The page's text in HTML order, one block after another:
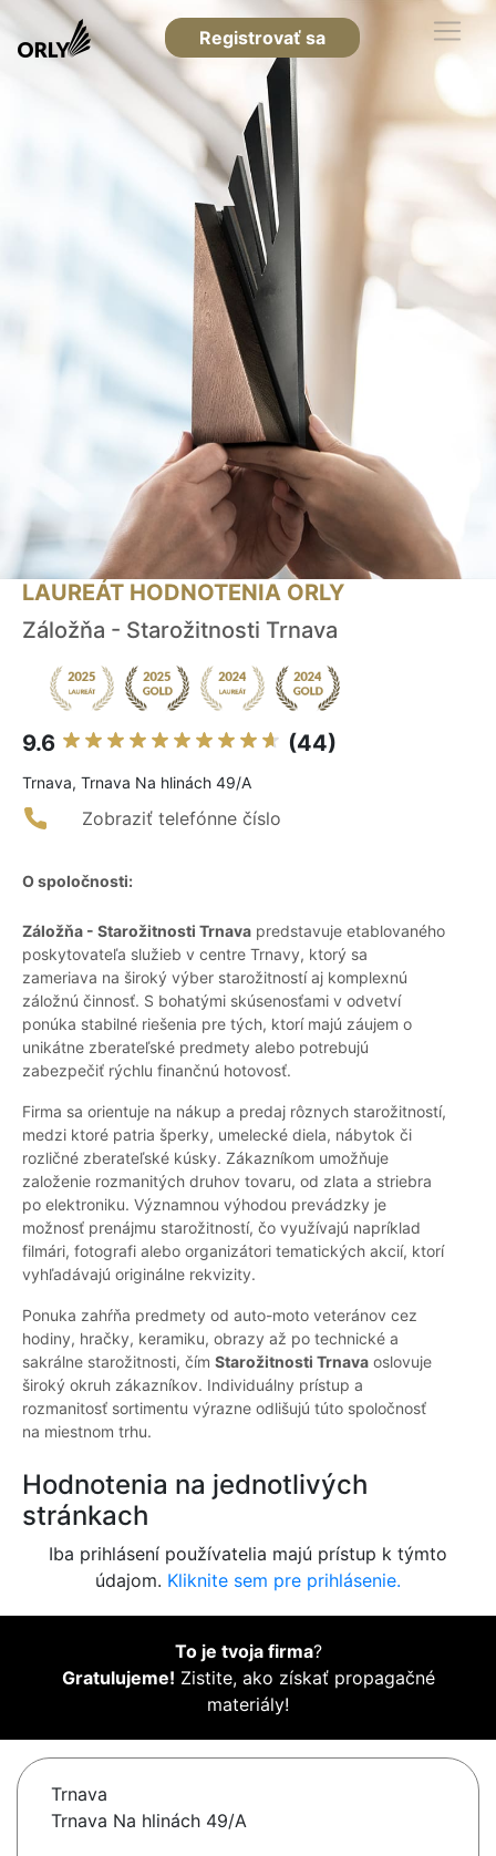
Registrovať sa
LAUREÁT HODNOTENIA ORLY
Záložňa - Starožitnosti Trnava
9.6 (44)
Trnava, Trnava Na hlinách 49/A
Zobraziť telefónne číslo
O spoločnosti:
Záložňa - Starožitnosti Trnava predstavuje etablovaného
poskytovateľa služieb v centre Trnavy, ktorý sa
zameriava na široký výber starožitností aj komplexnú
záložnú činnosť. S bohatými skúsenosťami v odvetví
ponúka stabilné riešenia pre tých, ktorí majú záujem o
unikátne zberateľské predmety alebo potrebujú
zabezpečiť rýchlu finančnú hotovosť.
Firma sa orientuje na nákup a predaj rôznych starožitností,
medzi ktoré patria šperky, umelecké diela, nábytok či
rozličné zberateľské kúsky. Zákazníkom umožňuje
založenie rozmanitých druhov tovaru, od zlata a striebra
po elektroniku. Významnou výhodou prevádzky je
možnosť prenájmu starožitností, čo využívajú napríklad
filmári, fotografi alebo organizátori tematických akcií, ktorí
vyhľadávajú originálne rekvizity.
Ponuka zahŕňa predmety od auto-moto veteránov cez
hodiny, hračky, keramiku, obrazy až po technické a
sakrálne starožitnosti, čím Starožitnosti Trnava oslovuje
široký okruh zákazníkov. Individuálny prístup a
rozmanitosť sortimentu výrazne odlišujú túto spoločnosť
na miestnom trhu.
Hodnotenia na jednotlivých
stránkach
Iba prihlásení používatelia majú prístup k týmto
údajom. Kliknite sem pre prihlásenie.
To je tvoja firma?
Gratulujeme! Zistite, ako získať propagačné
materiály!
Trnava
Trnava Na hlinách 49/A